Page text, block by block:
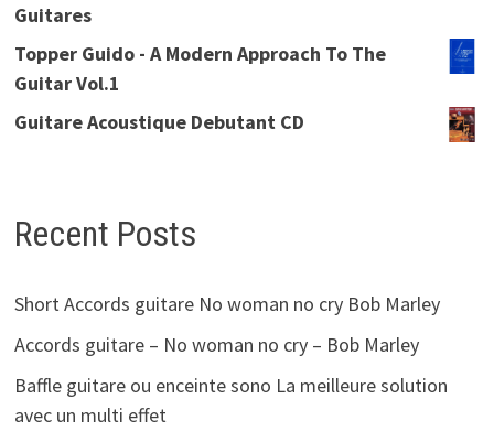
Guitares
Topper Guido - A Modern Approach To The
Guitar Vol.1
Guitare Acoustique Debutant CD
Recent Posts
Short Accords guitare No woman no cry Bob Marley
Accords guitare – No woman no cry – Bob Marley
Baffle guitare ou enceinte sono La meilleure solution
avec un multi effet